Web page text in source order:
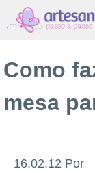
Pular
para
conteúdo
Como
mesa
16.02.12 Por